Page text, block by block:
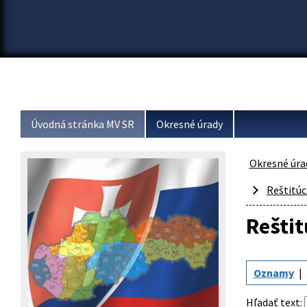
Úvodná stránka MV SR Okresné úrady
Okresné
Oznamy
Hľadať text: